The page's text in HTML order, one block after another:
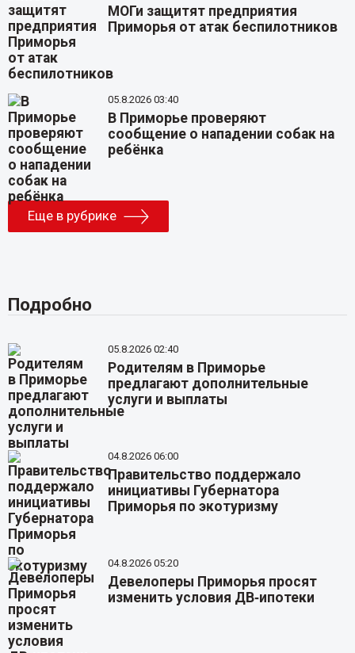
МОГи защитят предприятия
Приморья от атак беспилотников
05.8.2026 03:40
В Приморье проверяют
сообщение о нападении собак на
ребёнка
Еще в рубрике
Подробно
05.8.2026 02:40
Родителям в Приморье
предлагают дополнительные
услуги и выплаты
04.8.2026 06:00
Правительство поддержало
инициативы Губернатора
Приморья по экотуризму
04.8.2026 05:20
Девелоперы Приморья просят
изменить условия ДВ‑ипотеки